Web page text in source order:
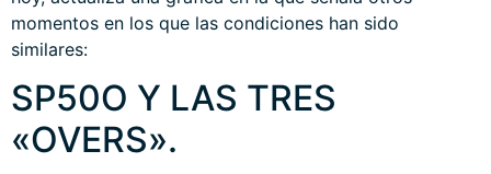
momentos en los que las condiciones han sido
similares:
SP50O Y LAS TRES
«OVERS».